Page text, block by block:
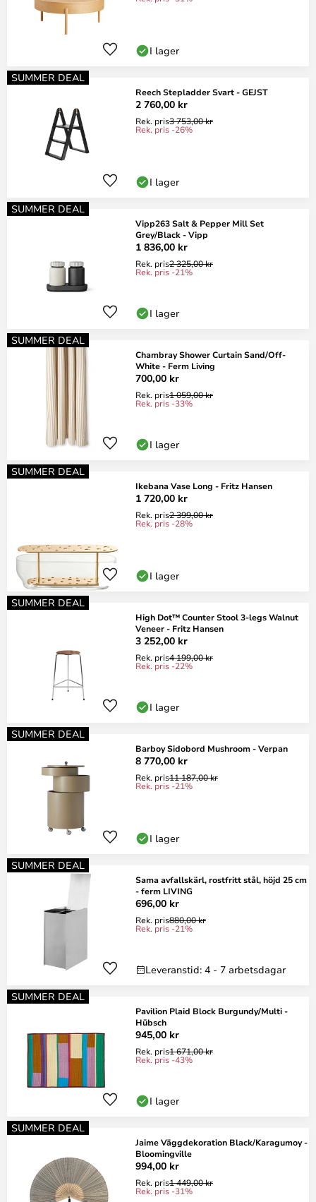
I lager
SUMMER DEAL
Reech Stepladder Svart - GEJST
2 760,00 kr
Rek. pris3 753,00 kr
Rek. pris -26%
I lager
SUMMER DEAL
Vipp263 Salt & Pepper Mill Set
Grey/Black - Vipp
1 836,00 kr
Rek. pris2 325,00 kr
Rek. pris -21%
I lager
SUMMER DEAL
Chambray Shower Curtain Sand/Off-
White - Ferm Living
700,00 kr
Rek. pris1 059,00 kr
Rek. pris -33%
I lager
SUMMER DEAL
Ikebana Vase Long - Fritz Hansen
1 720,00 kr
Rek. pris2 399,00 kr
Rek. pris -28%
I lager
SUMMER DEAL
High Dot™ Counter Stool 3-legs Walnut
Veneer - Fritz Hansen
3 252,00 kr
Rek. pris4 199,00 kr
Rek. pris -22%
I lager
SUMMER DEAL
Barboy Sidobord Mushroom - Verpan
8 770,00 kr
Rek. pris11 187,00 kr
Rek. pris -21%
I lager
SUMMER DEAL
Sama avfallskärl, rostfritt stål, höjd 25 cm
- ferm LIVING
696,00 kr
Rek. pris880,00 kr
Rek. pris -21%
Leveranstid: 4 - 7 arbetsdagar
SUMMER DEAL
Pavilion Plaid Block Burgundy/Multi -
Hübsch
945,00 kr
Rek. pris1 671,00 kr
Rek. pris -43%
I lager
SUMMER DEAL
Jaime Väggdekoration Black/Karagumoy -
Bloomingville
994,00 kr
Rek. pris1 449,00 kr
Rek. pris -31%